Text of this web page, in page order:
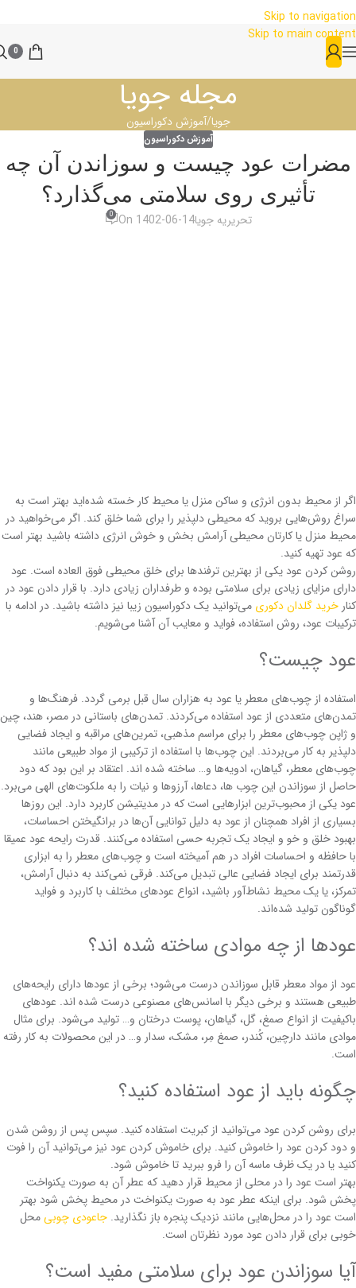
Skip to navigation
Skip to main content
0
مجله جویا
جویا آموزش دکوراسیون
آموزش دکوراسیون
مضرات عود چیست و سوزاندن آن چه
تأثیری روی سلامتی می‌گذارد؟
تحریریه جویاOn 1402-06-14
0
اگر از محیط بدون انرژی و ساکن منزل یا محیط کار خسته شده‌اید بهتر است به
سراغ روش‌هایی بروید که محیطی دلپذیر را برای شما خلق کند. اگر می‌خواهید در
محیط منزل یا کارتان محیطی آرامش بخش و خوش انرژی داشته باشید بهتر است
که عود تهیه کنید.
روشن کردن عود یکی از بهترین ترفندها برای خلق محیطی فوق العاده است. عود
دارای مزایای زیادی برای سلامتی بوده و طرفداران زیادی دارد. با قرار دادن عود در
کنار خرید گلدان دکوری می‌توانید یک دکوراسیون زیبا نیز داشته باشید. در ادامه با
ترکیبات عود، روش استفاده، فواید و معایب آن آشنا می‌شویم.
عود چیست؟
استفاده از چوب‌های معطر یا عود به هزاران سال قبل برمی گردد. فرهنگ‌ها و
تمدن‌های متعددی از عود استفاده می‌کردند. تمدن‌های باستانی در مصر، هند، چین
و ژاپن چوب‌های معطر را برای مراسم مذهبی، تمرین‌های مراقبه و ایجاد فضایی
دلپذیر به کار می‌بردند. این چوب‌ها با استفاده از ترکیبی از مواد طبیعی مانند
چوب‌های معطر، گیاهان، ادویه‌ها و… ساخته شده اند. اعتقاد بر این بود که دود
حاصل از سوزاندن این چوب ها، دعاها، آرزوها و نیات را به ملکوت‌های الهی می‌برد.
عود یکی از محبوب‌ترین ابزارهایی است که در مدیتیشن کاربرد دارد. این روزها
بسیاری از افراد همچنان از عود به دلیل توانایی آن‌ها در برانگیختن احساسات،
بهبود خلق و خو و ایجاد یک تجربه حسی استفاده می‌کنند. قدرت رایحه عود عمیقا
با حافظه و احساسات افراد در هم آمیخته است و چوب‌های معطر را به ابزاری
قدرتمند برای ایجاد فضایی عالی تبدیل می‌کند. فرقی نمی‌کند به دنبال آرامش،
تمرکز، یا یک محیط نشاط‌آور باشید، انواع عودهای مختلف با کاربرد و فواید
گوناگون تولید شده‌اند.
عودها از چه موادی ساخته شده‌ اند؟
عود از مواد معطر قابل سوزاندن درست می‌شود؛ برخی از عودها دارای رایحه‌های
طبیعی هستند و برخی دیگر با اسانس‌های مصنوعی درست شده اند. عودهای
باکیفیت از انواع صمغ، گل، گیاهان، پوست درختان و… تولید می‌شود. برای مثال
موادی مانند دارچین، کُندر، صمغ مِر، مشک، سدار و… در این محصولات به کار رفته
است.
چگونه باید از عود استفاده کنید؟
برای روشن کردن عود می‌توانید از کبریت استفاده کنید. سپس پس از روشن شدن
و دود کردن عود را خاموش کنید. برای خاموش کردن عود نیز می‌توانید آن را فوت
کنید یا در یک ظرف ماسه آن را فرو ببرید تا خاموش شود.
بهتر است عود را در محلی از محیط قرار دهید که عطر آن به صورت یکنواخت
پخش شود. برای اینکه عطر عود به صورت یکنواخت در محیط پخش شود بهتر
است عود را در محل‌هایی مانند نزدیک پنجره باز نگذارید. جاعودی چوبیمحل
خوبی برای قرار دادن عود مورد نظرتان است.
آیا سوزاندن عود برای سلامتی مفید است؟